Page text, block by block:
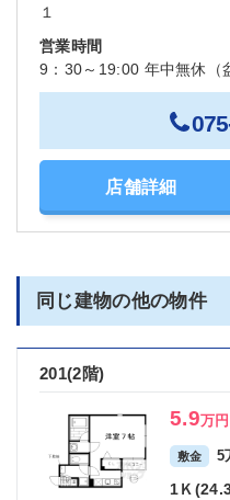
１
営業時間
9：30～19:00 年中無休（
店舗詳細
同じ建物の他の物件
201(2階)
5.9万円
敷金 5
1Ｋ